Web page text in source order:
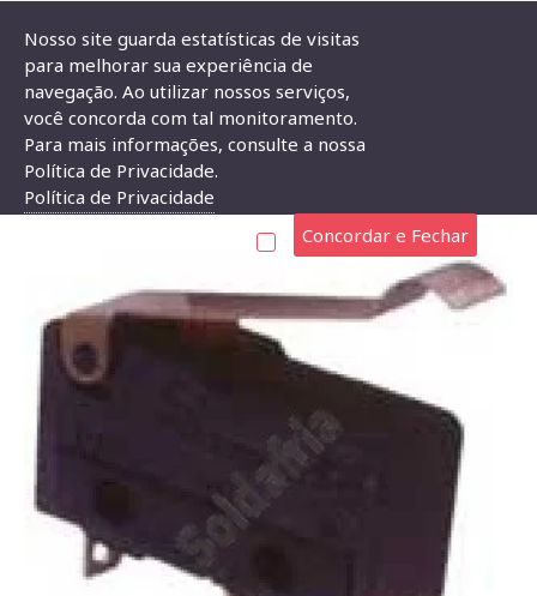
Chave Micro Switch KW11-3Z-3-3T Com Curva
CHAVE MICRO SWITCH KW11-3Z-3-3T COM CURVA
Nosso site guarda estatísticas de visitas
para melhorar sua experiência de
navegação. Ao utilizar nossos serviços,
você concorda com tal monitoramento.
Para mais informações, consulte a nossa
Política de Privacidade.
Política de Privacidade
Concordar e Fechar